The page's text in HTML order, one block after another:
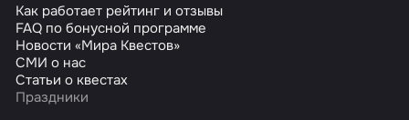
Как работает рейтинг и отзывы
FAQ по бонусной программе
Новости «Мира Квестов»
СМИ о нас
Статьи о квестах
Праздники